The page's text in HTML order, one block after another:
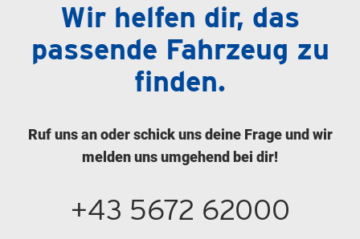
Wir helfen dir, das
passende Fahrzeug zu
finden.
Ruf uns an oder schick uns deine Frage und wir
melden uns umgehend bei dir!
+43 5672 62000